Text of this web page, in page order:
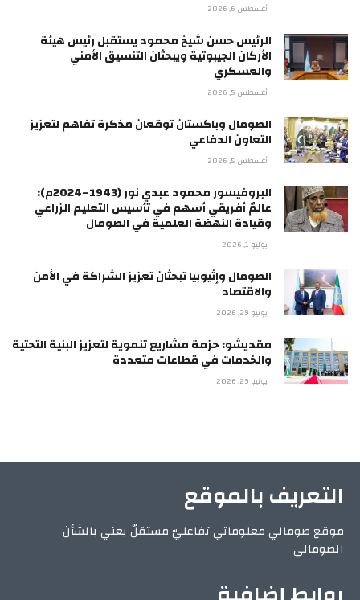
أغسطس 6, 2026
الرئيس حسن شيخ محمود يستقبل رئيس هيئة
الأركان الجيبوتية ويبحثان التنسيق الأمني
والعسكري
أغسطس 5, 2026
الصومال وباكستان توقعان مذكرة تفاهم لتعزيز
التعاون الدفاعي
أغسطس 5, 2026
البروفيسور محمود عبدي نور (1943–2024م):
عالمٌ أفريقي أسهم في تأسيس التعليم الزراعي
وقيادة النهضة العلمية في الصومال
يوليو 1, 2026
الصومال وإثيوبيا تبحثان تعزيز الشراكة في الأمن
والاقتصاد
يونيو 29, 2026
مقديشو: حزمة مشاريع تنموية لتعزيز البنية التحتية
والخدمات في قطاعات متعددة
يونيو 29, 2026
التعريف بالموقع
موقع صومالي معلوماتي تفاعليّ مستقلّ يعني بالشأن
الصومالي